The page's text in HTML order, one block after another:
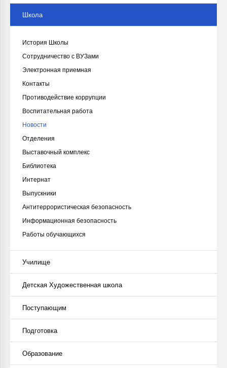
Школа
История Школы
Сотрудничество с ВУЗами
Электронная приемная
Контакты
Противодействие коррупции
Воспитательная работа
Новости
Отделения
Выставочный комплекс
Библиотека
Интернат
Выпускники
Антитеррористическая безопасность
Информационная безопасность
Работы обучающихся
Училище
Детская Художественная школа
Поступающим
Подготовка
Образование